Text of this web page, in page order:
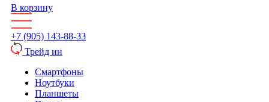
В корзину
+7 (905) 143-88-33
Трейд ин
Смартфоны
Ноутбуки
Планшеты